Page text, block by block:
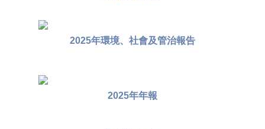
2025年環境、社會及管治報告
2025年年報